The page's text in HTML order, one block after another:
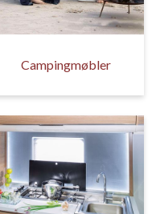
Campingmøbler